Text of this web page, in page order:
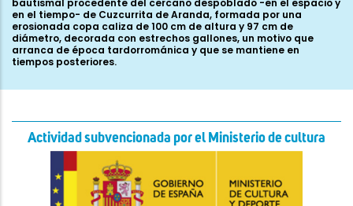
Actividad subvencionada por el Ministerio de cultura